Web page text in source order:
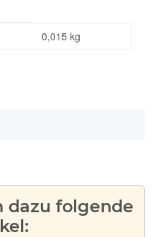
0,015 kg
dazu folgende